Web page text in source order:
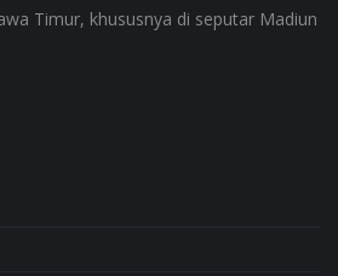
Timur, khususnya di seputar Madiun